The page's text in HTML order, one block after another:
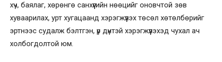
хүч, баялаг, хөрөнгө санхүүгийн нөөцийг оновчтой зөв
хуваарилах, урт хугацаанд хэрэгжүүлэх төсөл хөтөлбөрийг
эртнээс судалж бэлтгэн, үр дүнтэй хэрэгжүүлэхэд чухал ач
холбогдолтой юм.